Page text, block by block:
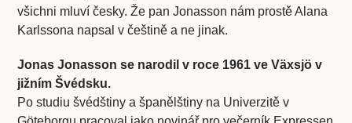
všichni mluví česky. Že pan Jonasson nám prostě Alana
Karlssona napsal v češtině a ne jinak.
Jonas Jonasson se narodil v roce 1961 ve Växsjö v
jižním Švédsku.
Po studiu švédštiny a španělštiny na Univerzitě v